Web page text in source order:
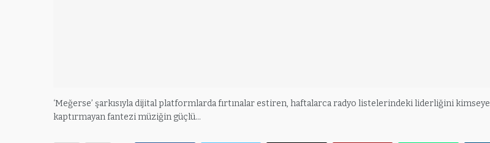
‘Meğerse’ şarkısıyla dijital platformlarda fırtınalar estiren, haftalarca radyo listelerindeki liderliğini kimseye
kaptırmayan fantezi müziğin güçlü…